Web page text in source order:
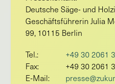
Deutsche Säge- und
Geschäftsführerin Julia
99, 10115 Berlin
Tel.:
+49 30 2061
Fax:
+49 30 2061
E-Mail: